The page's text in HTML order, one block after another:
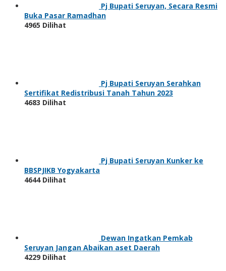
Pj Bupati Seruyan, Secara Resmi
Buka Pasar Ramadhan
4965 Dilihat
Pj Bupati Seruyan Serahkan
Sertifikat Redistribusi Tanah Tahun 2023
4683 Dilihat
Pj Bupati Seruyan Kunker ke
BBSPJIKB Yogyakarta
4644 Dilihat
Dewan Ingatkan Pemkab
Seruyan Jangan Abaikan aset Daerah
4229 Dilihat